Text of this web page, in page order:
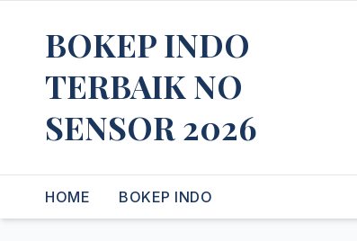
BOKEP INDO
TERBAIK NO
SENSOR 2026
HOME BOKEP INDO